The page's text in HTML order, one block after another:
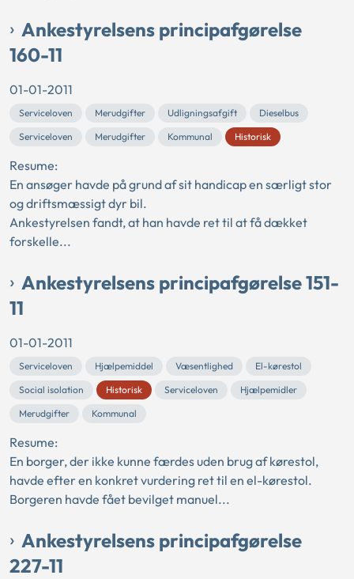
Ankestyrelsens principafgørelse
160-11
01-01-2011
Serviceloven Merudgifter Udligningsafgift
Dieselbus
Serviceloven
Merudgifter Kommunal Historisk
Resume:
En ansøger havde på grund af sit handicap en særligt stor
og driftsmæssigt dyr bil.
Ankestyrelsen fandt, at han havde ret til at få dækket
forskelle...
Ankestyrelsens principafgørelse 151-
11
01-01-2011
Serviceloven Hjælpemiddel Væsentlighed
El-kørestol
Social isolation
Historisk Serviceloven
Hjælpemidler
Merudgifter
Kommunal
Resume:
En borger, der ikke kunne færdes uden brug af kørestol,
havde efter en konkret vurdering ret til en el-kørestol.
Borgeren havde fået bevilget manuel...
Ankestyrelsens principafgørelse
227-11